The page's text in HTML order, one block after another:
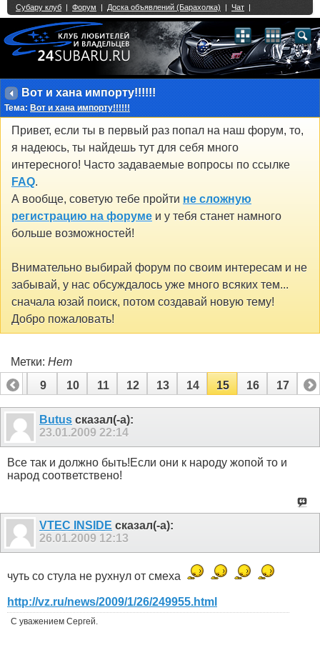
Вот и хана импорту!!!!!!
Тема: Вот и хана импорту!!!!!!
Привет, если ты в первый раз попал на наш форум, то,
я надеюсь, ты найдешь тут для себя много
интересного! Часто задаваемые вопросы по ссылке
FAQ.
А вообще, советую тебе пройти не сложную
регистрацию на форуме и у тебя станет намного
больше возможностей!
Внимательно выбирай форум по своим интересам и не
забывай, у нас обсуждалось уже много всяких тем...
сначала юзай поиск, потом создавай новую тему!
Добро пожаловать!
Метки: Нет
8
9 10 11 12 13 14 15 16 17
Butus сказал(-а):
23.01.2009 22:14
Все так и должно быть!Если они к народу жопой то и
народ соответствено!
VTEC INSIDE сказал(-а):
26.01.2009 12:13
чуть со стула не рухнул от смеха
http://vz.ru/news/2009/1/26/249955.html
С уважением Сергей.
Single Sign On provided byvBSSO
2 3 4 5 6 7 8 9 10 11 12 13 14 15 16 17 18 21 22 23 24 25 26
27 28 29 30 31 32 33 34 35 36 37 38 39 40 41 42 43